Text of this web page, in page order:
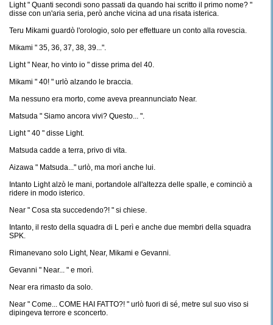
Light " Quanti secondi sono passati da quando hai scritto il primo nome? "
disse con un'aria seria, però anche vicina ad una risata isterica.
Teru Mikami guardò l'orologio, solo per effettuare un conto alla rovescia.
Mikami " 35, 36, 37, 38, 39...".
Light " Near, ho vinto io " disse prima del 40.
Mikami " 40! " urlò alzando le braccia.
Ma nessuno era morto, come aveva preannunciato Near.
Matsuda " Siamo ancora vivi? Questo... ".
Light " 40 " disse Light.
Matsuda cadde a terra, privo di vita.
Aizawa " Matsuda..." urlò, ma morì anche lui.
Intanto Light alzò le mani, portandole all'altezza delle spalle, e cominciò a
ridere in modo isterico.
Near " Cosa sta succedendo?! " si chiese.
Intanto, il resto della squadra di L perì e anche due membri della squadra
SPK.
Rimanevano solo Light, Near, Mikami e Gevanni.
Gevanni " Near... " e morì.
Near era rimasto da solo.
Near " Come... COME HAI FATTO?! " urlò fuori di sé, metre sul suo viso si
dipingeva terrore e sconcerto.